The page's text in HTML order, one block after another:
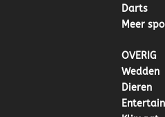
Darts
Meer
OVERIG
Wedden
Dieren